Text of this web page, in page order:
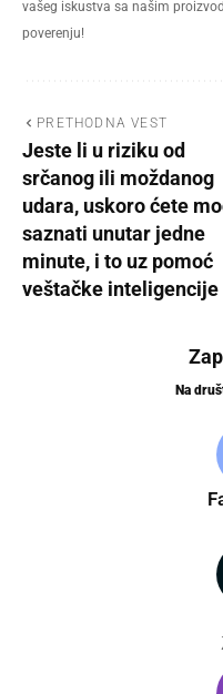
vašeg iskustva sa našim
poverenju!
PRETHODNA VEST
Jeste li u riziku od
srčanog ili moždanog
udara, uskoro ćete
saznati unutar jedne
minute, i to uz pomoć
veštačke inteligencije
Na